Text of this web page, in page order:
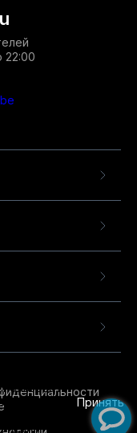
22:00
Принять